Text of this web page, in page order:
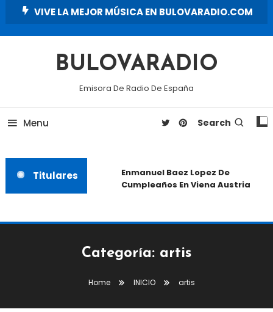
VIVE LA MEJOR MÚSICA EN BULOVARADIO.COM
BULOVARADIO
Emisora De Radio De España
Menu Search
Titulares
Enmanuel Baez Lopez De
Cumpleaños En Viena Austria
Categoría: artis
Home INICIO artis